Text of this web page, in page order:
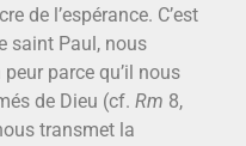
de l’espérance. C’est
saint Paul, nous
parce qu’il nous
de Dieu (cf. Rm 8,
transmet la